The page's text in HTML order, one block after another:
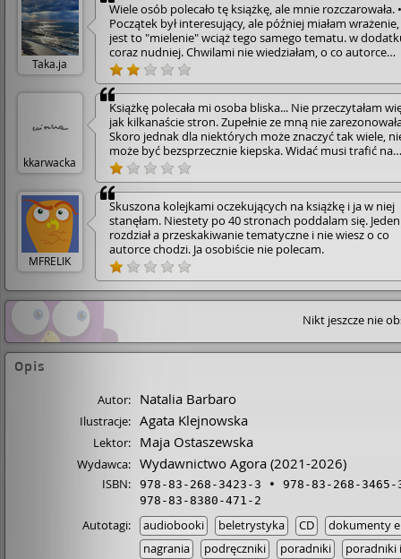
Taka.ja
Wiele osób polecało tę książkę, ale mnie rozczarowała. •
Początek był interesujący, ale później miałam
jest to "mielenie" wciąż tego samego tematu. w
coraz nudniej. Chwilami nie wiedziałam, o co autorce
chodzi.
kkarwacka
Książkę polecała mi osoba bliska... Nie przeczytałam
jak kilkanaście stron. Zupełnie ze mną nie
Skoro jednak dla niektórych może znaczyć tak wiele,
może być bezsprzecznie kiepska. Widać musi trafić na
odpowiedni czas, moment i odpowiednią wypadkową
przeżyć i przemyśleń odbiorcy, by ten mógł ją
nie było dane a po tym "falstarcie" na pewno do niej
wrócę.
MFRELIK
Skuszona kolejkami oczekujących na książkę i ja w niej
stanęłam. Niestety po 40 stronach poddalam się. Jeden
rozdział a przeskakiwanie tematyczne i nie wiesz o co
autorce chodzi. Ja osobiście nie polecam.
Nikt jeszcze nie
Opis
Autor: Natalia Barbaro
Ilustracje: Agata Klejnowska
Lektor: Maja Ostaszewska
Wydawca: Wydawnictwo Agora (2021-2026)
ISBN: 978-83-268-3423-3
978-83-268-3465-
978-83-8380-471-2
Autotagi: audiobooki beletrystyka CD
dokumenty
nagrania
podręczniki poradniki poradniki